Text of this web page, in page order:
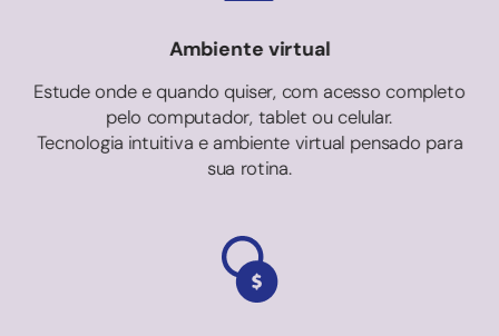
Ambiente virtual
Estude onde e quando quiser, com acesso completo
pelo computador, tablet ou celular.
Tecnologia intuitiva e ambiente virtual pensado para
sua rotina.